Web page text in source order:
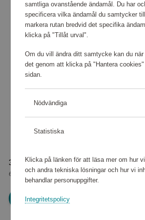
308 960 poäng
eller
3 862 kr
Logga in för att kunna
samtliga ovanstående ändamål. Du har
specificera vilka ändamål du samtycker
markera rutan bredvid det specifika
klicka på "Tillåt urval".
Om du vill ändra ditt samtycke kan du
det genom att klicka på "Hantera
sidan.
Nödvändiga
Statistiska
Klicka på länken för att läsa mer om hur
och andra tekniska lösningar och hur vi
behandlar personuppgifter.
Integritetspolicy